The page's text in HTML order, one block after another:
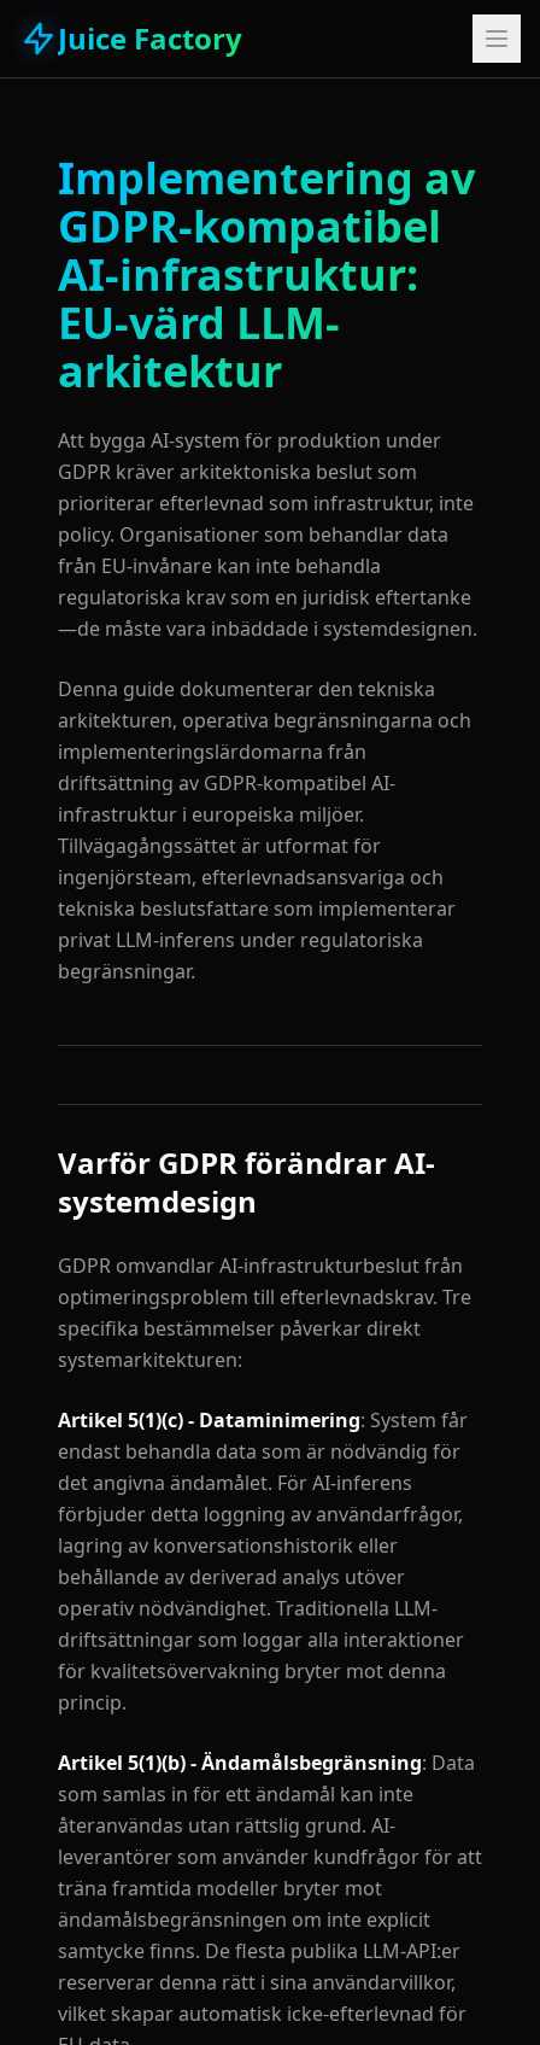
Juice Factory
Implementering av
GDPR-kompatibel
AI-infrastruktur:
EU-värd LLM-
arkitektur
Att bygga AI-system för produktion under
GDPR kräver arkitektoniska beslut som
prioriterar efterlevnad som infrastruktur, inte
policy. Organisationer som behandlar data
från EU-invånare kan inte behandla
regulatoriska krav som en juridisk eftertanke
—de måste vara inbäddade i systemdesignen.
Denna guide dokumenterar den tekniska
arkitekturen, operativa begränsningarna och
implementeringslärdomarna från
driftsättning av GDPR-kompatibel AI-
infrastruktur i europeiska miljöer.
Tillvägagångssättet är utformat för
ingenjörsteam, efterlevnadsansvariga och
tekniska beslutsfattare som implementerar
privat LLM-inferens under regulatoriska
begränsningar.
Varför GDPR förändrar AI-
systemdesign
GDPR omvandlar AI-infrastrukturbeslut från
optimeringsproblem till efterlevnadskrav. Tre
specifika bestämmelser påverkar direkt
systemarkitekturen:
Artikel 5(1)(c) - Dataminimering: System får
endast behandla data som är nödvändig för
det angivna ändamålet. För AI-inferens
förbjuder detta loggning av användarfrågor,
lagring av konversationshistorik eller
behållande av deriverad analys utöver
operativ nödvändighet. Traditionella LLM-
driftsättningar som loggar alla interaktioner
för kvalitetsövervakning bryter mot denna
princip.
Artikel 5(1)(b) - Ändamålsbegränsning: Data
som samlas in för ett ändamål kan inte
återanvändas utan rättslig grund. AI-
leverantörer som använder kundfrågor för att
träna framtida modeller bryter mot
ändamålsbegränsningen om inte explicit
samtycke finns. De flesta publika LLM-API:er
reserverar denna rätt i sina användarvillkor,
vilket skapar automatisk icke-efterlevnad för